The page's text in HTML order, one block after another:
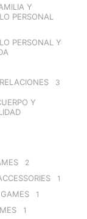
Y
PERSONAL
PERSONAL Y
3
Y
2
1
1
1